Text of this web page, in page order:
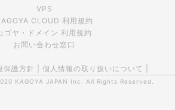
VPS
CLOUD 利用規約
ゴヤ・ドメイン 利用規約
お問い合わせ窓口
保護方針 個人情報の取り扱いについて
KAGOYA JAPAN Inc. All Rights Reserved.